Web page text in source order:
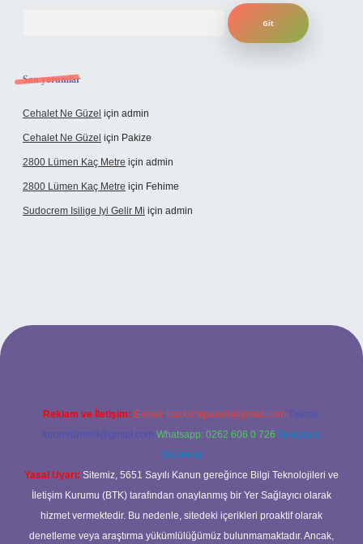
Son yorumlar
Cehalet Ne Güzel için admin
Cehalet Ne Güzel için Pakize
2800 Lümen Kaç Metre için admin
2800 Lümen Kaç Metre için Fehime
Sudocrem Isilige Iyi Gelir Mi için admin
opera bet giriş
Reklam ve İletişim: E-mail: backlinkpaneli@gmail.com Teams:
forumhizmeti@gmail.com Whatsapp: 0262 606 0 726 Telegram:
@karabul
Yasal Uyarı: Sitemiz, 5651 Sayılı Kanun gereğince Bilgi Teknolojileri ve
İletişim Kurumu (BTK) tarafından onaylanmış bir Yer Sağlayıcı olarak
hizmet vermektedir. Bu nedenle, sitedeki içerikleri proaktif olarak
denetleme veya araştırma yükümlülüğümüz bulunmamaktadır. Ancak,